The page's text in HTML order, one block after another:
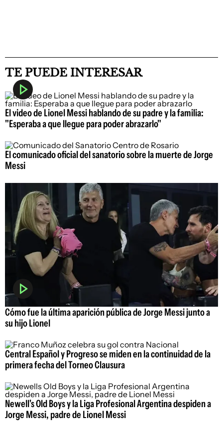
TE PUEDE INTERESAR
El video de Lionel Messi hablando de su padre y la familia:
"Esperaba a que llegue para poder abrazarlo"
El comunicado oficial del sanatorio sobre la muerte de Jorge
Messi
Cómo fue la última aparición pública de Jorge Messi junto a
su hijo Lionel
Central Español y Progreso se miden en la continuidad de la
primera fecha del Torneo Clausura
Newell's Old Boys y la Liga Profesional Argentina despiden a
Jorge Messi, padre de Lionel Messi